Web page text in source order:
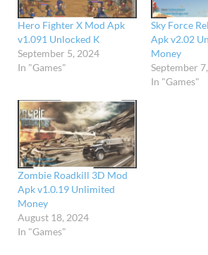
Hero Fighter X Mod Apk
v1.091 Unlocked K
September 5, 2024
In "Games"
Sky Force
Apk v2.02
Money
September
In "Games"
Zombie Roadkill 3D Mod
Apk v1.0.19 Unlimited
Money
August 18, 2024
In "Games"